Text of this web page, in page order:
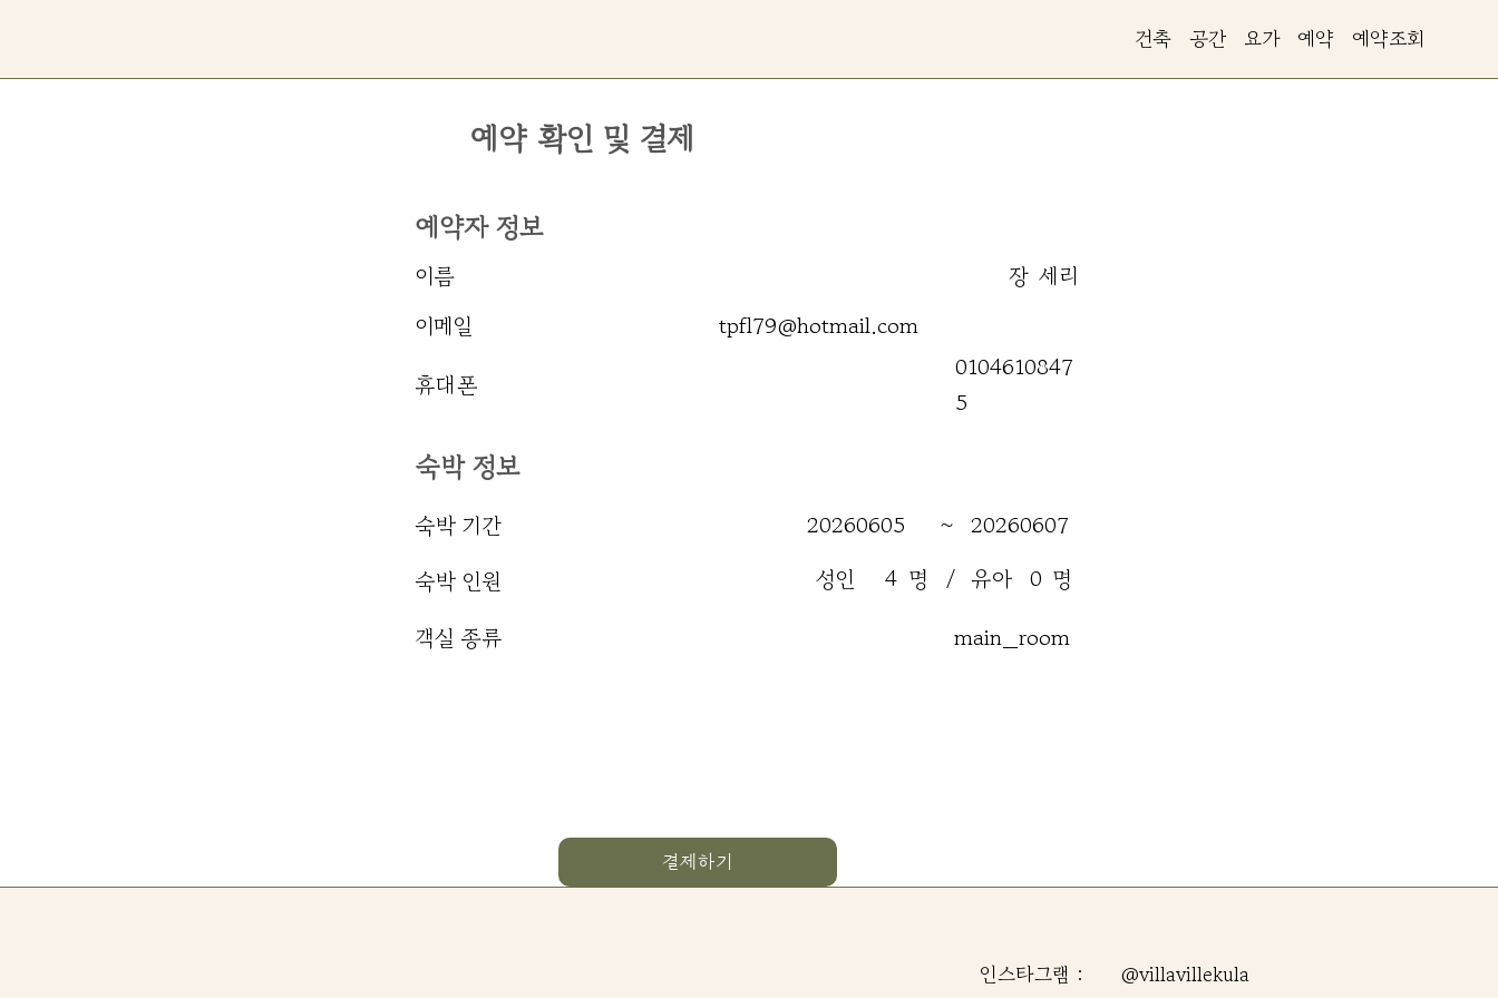
건축 공간 요가 예약 예약조회
예약 확인 및 결제
예약자 정보
이름 장 세리
이메일
tpfl79@hotmail.com
0104610847
5
​휴대폰
​숙박 정보
숙박 기간 20260605 ~ 20260607
​숙박 인원
성인 4 명 유아
/ 0 명
main_room
​객실 종류
결제하기
인스타그램 :
@villavillekula